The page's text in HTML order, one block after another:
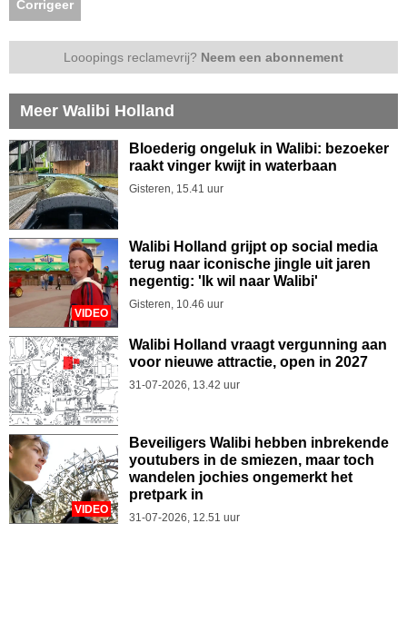
Corrigeer
Looopings reclamevrij? Neem een abonnement
Meer Walibi Holland
Bloederig ongeluk in Walibi: bezoeker
raakt vinger kwijt in waterbaan
Gisteren, 15.41 uur
VIDEO
Walibi Holland grijpt op social media
terug naar iconische jingle uit jaren
negentig: 'Ik wil naar Walibi'
Gisteren, 10.46 uur
Walibi Holland vraagt vergunning aan
voor nieuwe attractie, open in 2027
31-07-2026, 13.42 uur
VIDEO
Beveiligers Walibi hebben inbrekende
youtubers in de smiezen, maar toch
wandelen jochies ongemerkt het
pretpark in
31-07-2026, 12.51 uur